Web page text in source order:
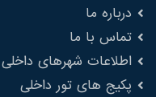
درباره ما
تماس با ما
اطلاعات شهرهای داخلی
پکیج های تور داخلی